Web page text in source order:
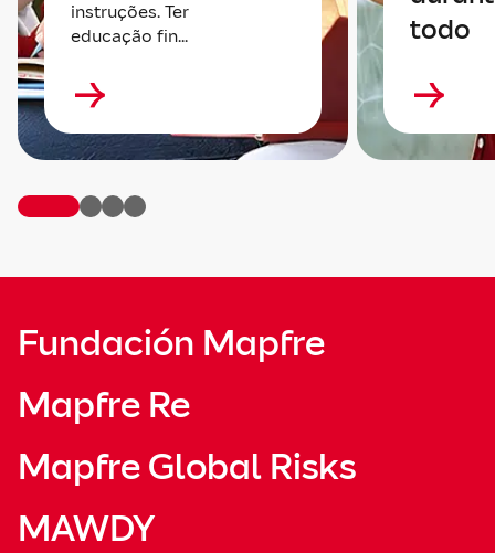
instruções. Ter
educação fin...
todo
Fundación Mapfre
Mapfre Re
Mapfre Global Risks
MAWDY